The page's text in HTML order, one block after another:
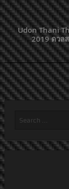
Udon Thani
2019 ดวล